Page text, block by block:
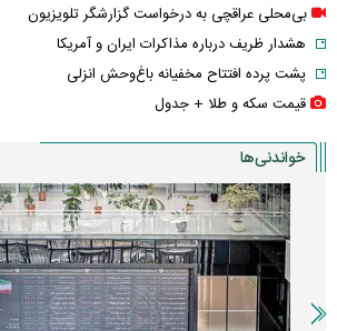
بی‌محلی عراقچی به درخواست گزارشگر تلویزیون
هشدار ظریف درباره مذاکرات ایران و آمریکا
پشت پرده افتتاح مخفیانه باغ‌وحش انزلی
قیمت سکه و طلا + جدول
خواندنی‌ها